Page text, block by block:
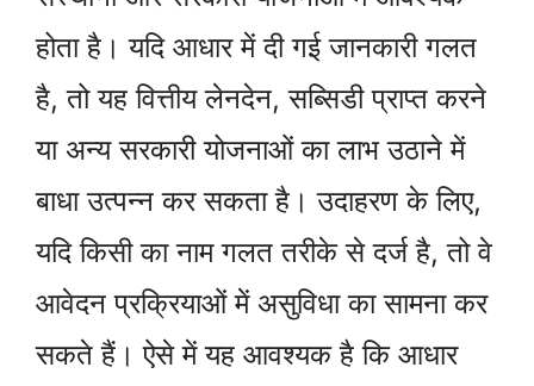
होता है। यदि आधार में दी गई जानकारी गलत
है, तो यह वित्तीय लेनदेन, सब्सिडी प्राप्त करने
या अन्य सरकारी योजनाओं का लाभ उठाने में
बाधा उत्पन्न कर सकता है। उदाहरण के लिए,
यदि किसी का नाम गलत तरीके से दर्ज है, तो वे
आवेदन प्रक्रियाओं में असुविधा का सामना कर
सकते हैं। ऐसे में यह आवश्यक है कि आधार